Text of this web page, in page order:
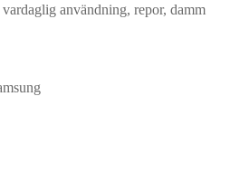
användning, repor, damm